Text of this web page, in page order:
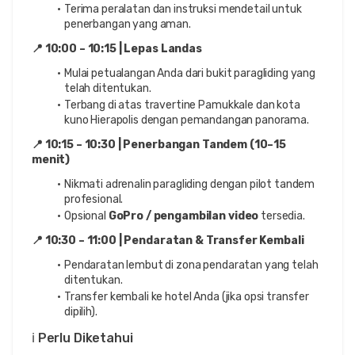
Terima peralatan dan instruksi mendetail untuk
penerbangan yang aman.
📍 10:00 – 10:15 | Lepas Landas
Mulai petualangan Anda dari bukit paragliding yang
telah ditentukan.
Terbang di atas travertine Pamukkale dan kota
kuno Hierapolis dengan pemandangan panorama.
📍 10:15 – 10:30 | Penerbangan Tandem (10–15
menit)
Nikmati adrenalin paragliding dengan pilot tandem
profesional.
Opsional GoPro / pengambilan video tersedia.
📍 10:30 – 11:00 | Pendaratan & Transfer Kembali
Pendaratan lembut di zona pendaratan yang telah
ditentukan.
Transfer kembali ke hotel Anda (jika opsi transfer
dipilih).
ℹ️ Perlu Diketahui